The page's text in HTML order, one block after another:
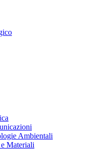
Ambientali
Materiali